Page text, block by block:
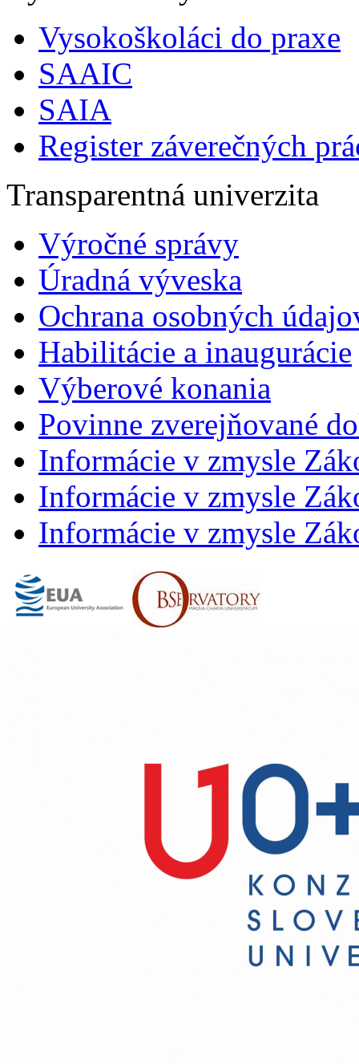
Vysokoškoláci do praxe
SAAIC
SAIA
Register záverečných
Transparentná univerzita
Výročné správy
Úradná výveska
Ochrana osobných
Habilitácie a inaugurácie
Výberové konania
Povinne zverejňované
Informácie v zmysle
Informácie v zmysle
Informácie v zmysle